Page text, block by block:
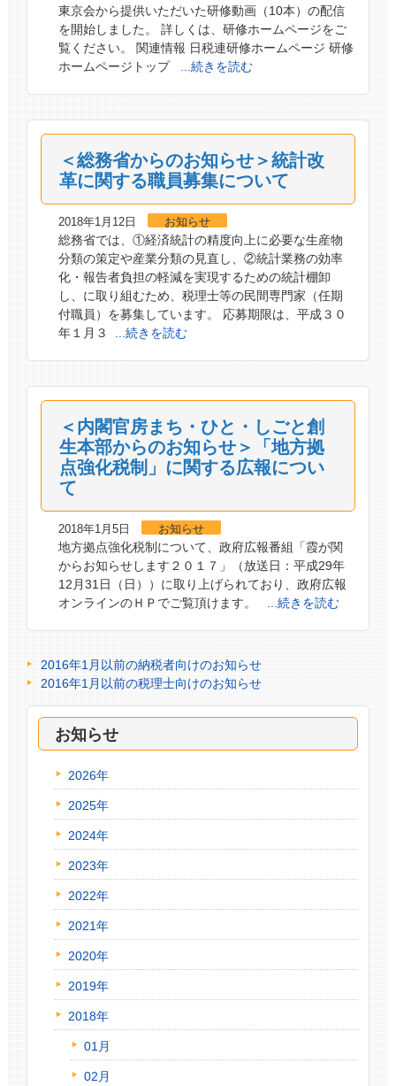
東京会から提供いただいた研修動画（10本）の配信
を開始しました。 詳しくは、研修ホームページをご
覧ください。 関連情報 日税連研修ホームページ 研修
ホームページトップ
...続きを読む
＜総務省からのお知らせ＞統計改
革に関する職員募集について
2018年1月12日 お知らせ
総務省では、①経済統計の精度向上に必要な生産物
分類の策定や産業分類の見直し、②統計業務の効率
化・報告者負担の軽減を実現するための統計棚卸
し、に取り組むため、税理士等の民間専門家（任期
付職員）を募集しています。 応募期限は、平成３０
年１月３
...続きを読む
＜内閣官房まち・ひと・しごと創
生本部からのお知らせ＞「地方拠
点強化税制」に関する広報につい
て
2018年1月5日 お知らせ
地方拠点強化税制について、政府広報番組「霞が関
からお知らせします２０１７」（放送日：平成29年
12月31日（日））に取り上げられており、政府広報
オンラインのＨＰでご覧頂けます。
...続きを読む
2016年1月以前の納税者向けのお知らせ
2016年1月以前の税理士向けのお知らせ
お知らせ
2026年
2025年
2024年
2023年
2022年
2021年
2020年
2019年
2018年
01月
02月